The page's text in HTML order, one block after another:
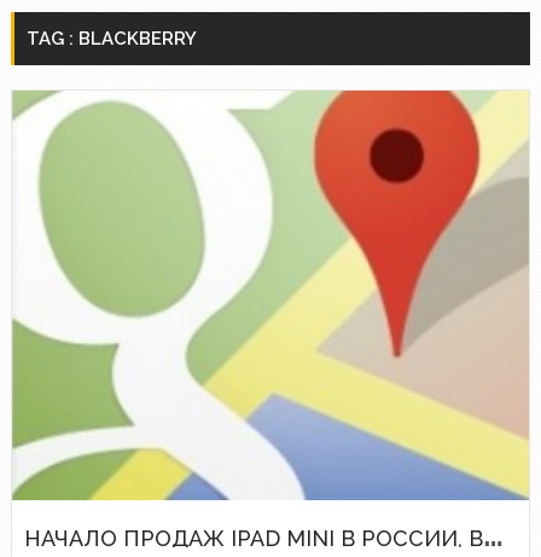
TAG : BLACKBERRY
Н
АЧАЛО ПРОДАЖ IPAD MINI В РОССИИ, ВОЗВРАЩЕНИЕ КАРТ GOOGLE И ДРУГИЕ ЭЛЕКТРОННЫЕ НОВОСТИ ПРОШЕДШЕЙ НЕДЕЛИ